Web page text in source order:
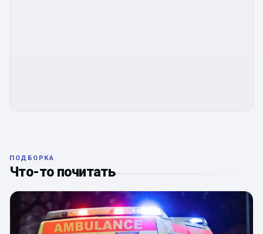
ПОДБОРКА
Что-то почитать